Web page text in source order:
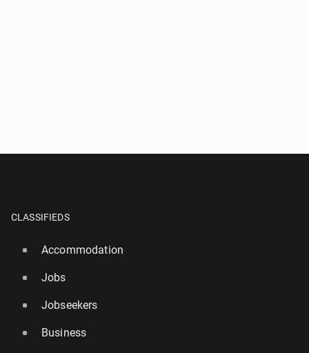
CLASSIFIEDS
Accommodation
Jobs
Jobseekers
Business